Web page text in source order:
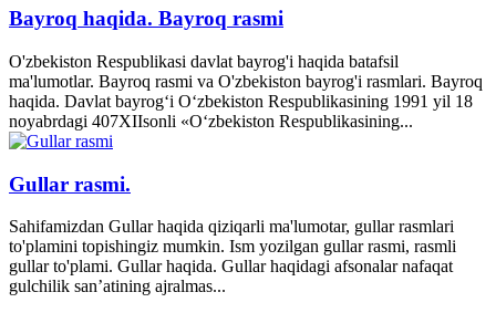
Bayroq haqida. Bayroq rasmi
O'zbekiston Respublikasi davlat bayrog'i haqida batafsil
ma'lumotlar. Bayroq rasmi va O'zbekiston bayrog'i rasmlari. Bayroq
haqida. Davlat bayrog‘i O‘zbekiston Respublikasining 1991 yil 18
noyabrdagi 407­XII­sonli «O‘zbekiston Respublikasining...
Gullar rasmi.
Sahifamizdan Gullar haqida qiziqarli ma'lumotar, gullar rasmlari
to'plamini topishingiz mumkin. Ism yozilgan gullar rasmi, rasmli
gullar to'plami. Gullar haqida. Gullar haqidagi afsonalar nafaqat
gulchilik san’atining ajralmas...